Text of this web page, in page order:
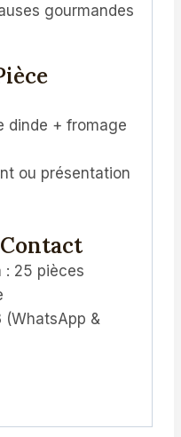
gourmandes
dinde + fromage
ou présentation
: 25 pièces
&